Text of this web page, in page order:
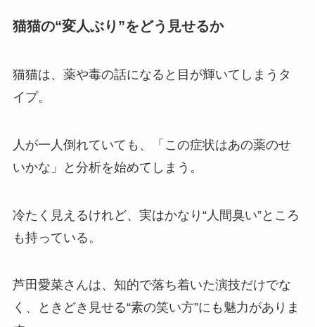
猫猫の“変人ぶり”をどう見せるか
猫猫は、薬や毒の話になると目が輝いてしまうタ
イプ。
人が一人倒れていても、「この症状はあの薬のせ
いかな」と分析を始めてしまう。
冷たく見えるけれど、実はかなり“人間臭い”ところ
も持っている。
芦田愛菜さんは、知的で落ち着いた演技だけでな
く、ときどき見せる“素の笑い方”にも魅力がありま